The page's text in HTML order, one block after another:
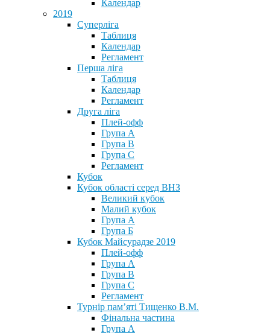
Календар
2019
Суперліга
Таблиця
Календар
Регламент
Перша ліга
Таблиця
Календар
Регламент
Друга ліга
Плей-офф
Група А
Група В
Група С
Регламент
Кубок
Кубок області серед ВНЗ
Великий кубок
Малий кубок
Група А
Група Б
Кубок Майсурадзе 2019
Плей-офф
Група А
Група В
Група С
Регламент
Турнір пам’яті Тищенко В.М.
Фінальна частина
Група А